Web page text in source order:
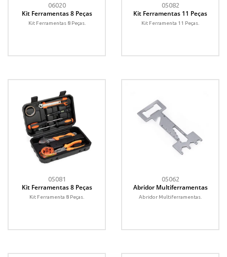
06020
Kit Ferramentas 8 Peças
Kit Ferramentas 8 Peças.
05082
Kit Ferramentas 11 Peças
Kit Ferramenta 11 Peças.
05081
Kit Ferramentas 8 Peças
Kit Ferramenta 8 Peças.
05062
Abridor Multiferramentas
Abridor Multiferramentas.